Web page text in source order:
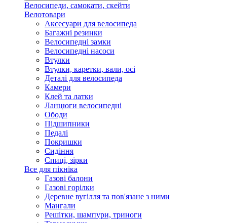
Велосипеди, самокати, скейти
Велотовари
Аксесуари для велосипеда
Багажні резинки
Велосипедні замки
Велосипедні насоси
Втулки
Втулки, каретки, вали, осі
Деталі для велосипеда
Камери
Клей та латки
Ланцюги велосипедні
Ободи
Підшипники
Педалі
Покришки
Сидіння
Спиці, зірки
Все для пікніка
Газові балони
Газові горілки
Деревне вугілля та пов'язане з ними
Мангали
Решітки, шампури, триноги